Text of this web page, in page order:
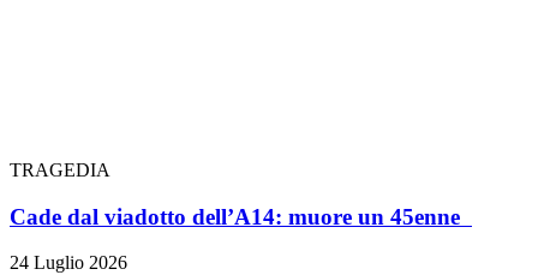
TRAGEDIA
Cade dal viadotto dell’A14: muore un 45enne
24 Luglio 2026